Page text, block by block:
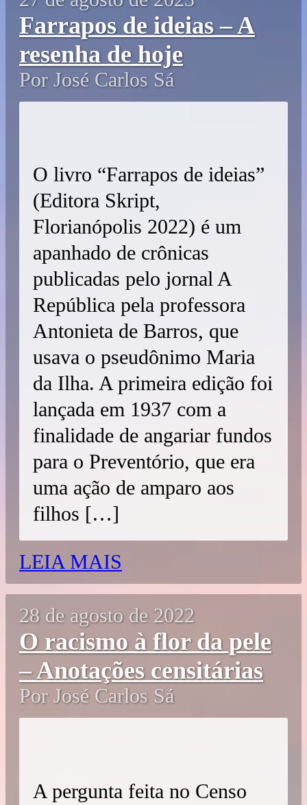
Farrapos de ideias – A
resenha de hoje
Por José Carlos Sá
O livro “Farrapos de ideias”
(Editora Skript,
Florianópolis 2022) é um
apanhado de crônicas
publicadas pelo jornal A
República pela professora
Antonieta de Barros, que
usava o pseudônimo Maria
da Ilha. A primeira edição foi
lançada em 1937 com a
finalidade de angariar fundos
para o Preventório, que era
uma ação de amparo aos
filhos […]
LEIA MAIS
28 de agosto de 2022
O racismo à flor da pele
– Anotações censitárias
Por José Carlos Sá
A pergunta feita no Censo